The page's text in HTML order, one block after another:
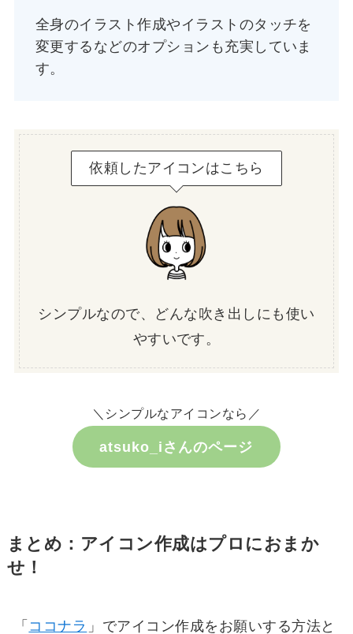
全身のイラスト作成やイラストのタッチを
変更するなどのオプションも充実していま
す。
依頼したアイコンはこちら
シンプルなので、どんな吹き出しにも使い
やすいです。
＼シンプルなアイコンなら／
atsuko_iさんのページ
まとめ：アイコン作成はプロにおまか
せ！
「 ココナラ 」でアイコン作成をお願いする方法と